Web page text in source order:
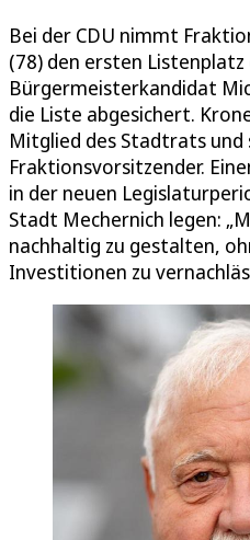
Bei der CDU nimmt
(78) den ersten Listenplatz
Bürgermeisterkandidat
die Liste abgesichert.
Mitglied des Stadtrats und
Fraktionsvorsitzender.
in der neuen
Stadt Mechernich legen:
nachhaltig zu gestalten,
Investitionen zu